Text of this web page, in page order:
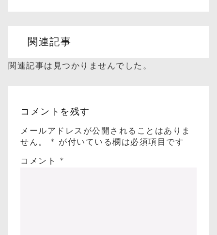
関連記事
関連記事は見つかりませんでした。
コメントを残す
メールアドレスが公開されることはありま
せん。
* が付いている欄は必須項目です
コメント *